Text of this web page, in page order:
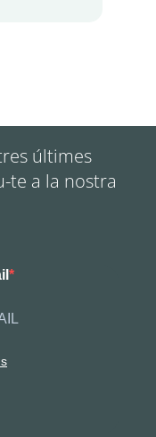
últimes
te a la nostra